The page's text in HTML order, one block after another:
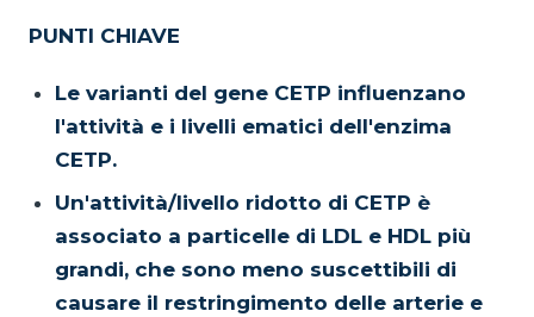
PUNTI CHIAVE
Le varianti del gene CETP influenzano
l'attività e i livelli ematici dell'enzima
CETP.
Un'attività/livello ridotto di CETP è
associato a particelle di LDL e HDL più
grandi, che sono meno suscettibili di
causare il restringimento delle arterie e